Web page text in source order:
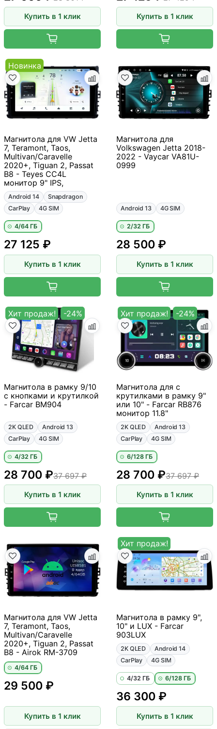
Купить в 1 клик Купить в 1 клик
Новинка
Магнитола для VW Jetta
7, Teramont, Taos,
Multivan/Caravelle
2020+, Tiguan 2, Passat
B8 - Teyes CC4L
монитор 9" IPS,
Android 14
Snapdragon
CarPlay
4G SIM
4/64 ГБ
27 125 ₽
Купить в 1 клик
Магнитола для
Volkswagen Jetta 2018-
2022 - Vaycar VA81U-
0999
Android 13 4G SIM
2/32 ГБ
28 500 ₽
Купить в 1 клик
Хит продаж! -24%
Магнитола в рамку 9/10
с кнопками и крутилкой
- Farcar BM904
2K QLED
Android 13
CarPlay
4G SIM
4/32 ГБ
37 697 ₽
28 700 ₽
Купить в 1 клик
Хит продаж! -24%
Магнитола для с
крутилками в рамку 9"
или 10" - Farcar RB876
монитор 11.8"
2K QLED
Android 13
CarPlay
4G SIM
6/128 ГБ
37 697 ₽
28 700 ₽
Купить в 1 клик
Магнитола для VW Jetta
7, Teramont, Taos,
Multivan/Caravelle
2020+, Tiguan 2, Passat
B8 - Airok RM-3709
4/64 ГБ
29 500 ₽
Купить в 1 клик
Хит продаж!
Магнитола в рамку 9",
10" и LUX - Farcar
903LUX
2K QLED
Android 14
CarPlay
4G SIM
4/32 ГБ 6/128 ГБ
36 300 ₽
Купить в 1 клик